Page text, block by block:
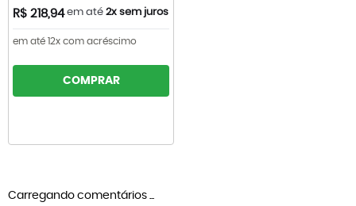
R$ 218,94 em até 2x sem juros
em até 12x com acréscimo
COMPRAR
Carregando comentários ...